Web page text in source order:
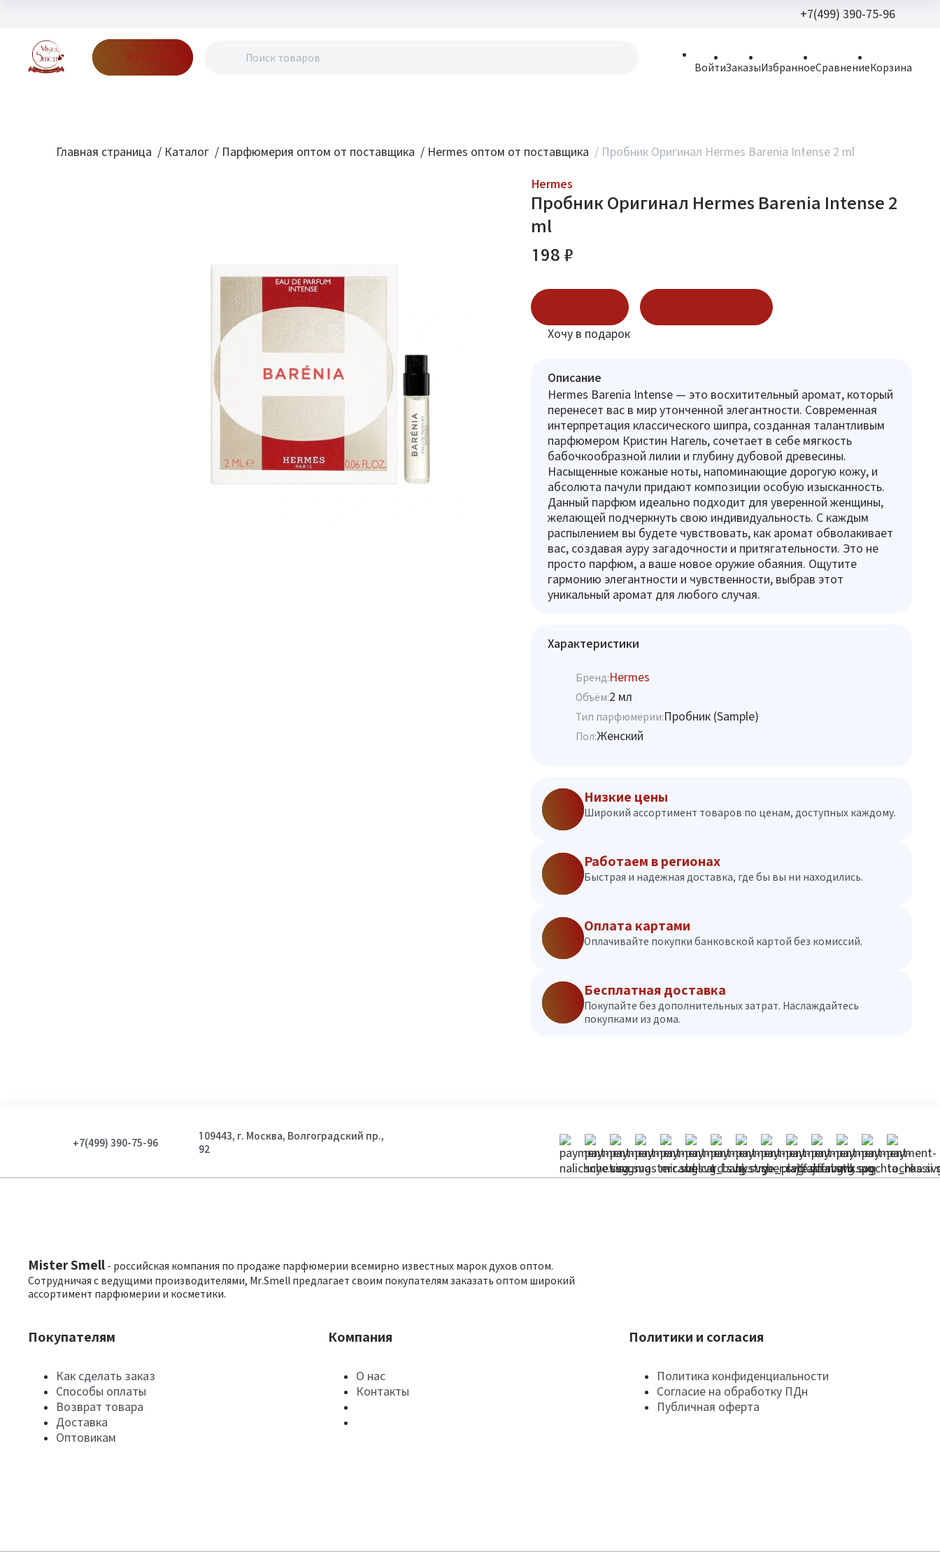
+7(499) 390-75-96
Волгоградский
Каталог
ВойтиЗаказыИзбранноеСравнениеКорзина
Главная страница / Каталог / Парфюмерия оптом от поставщика / Hermes оптом от поставщика / Пробник Оригинал Hermes Barenia Intense 2 ml
Hermes
Пробник Оригинал Hermes Barenia Intense 2
ml
198 ₽
Хочу в подарок
Описание
Hermes Barenia Intense — это восхитительный аромат, который
перенесет вас в мир утонченной элегантности. Современная
интерпретация классического шипра, созданная талантливым
парфюмером Кристин Нагель, сочетает в себе мягкость
бабочкообразной лилии и глубину дубовой древесины.
Насыщенные кожаные ноты, напоминающие дорогую кожу, и
абсолюта пачули придают композиции особую изысканность.
Данный парфюм идеально подходит для уверенной женщины,
желающей подчеркнуть свою индивидуальность. С каждым
распылением вы будете чувствовать, как аромат обволакивает
вас, создавая ауру загадочности и притягательности. Это не
просто парфюм, а ваше новое оружие обаяния. Ощутите
гармонию элегантности и чувственности, выбрав этот
уникальный аромат для любого случая.
Характеристики
Бренд:Hermes
Объём:2 мл
Тип парфюмерии:Пробник (Sample)
Пол:Женский
Низкие цены
Широкий ассортимент товаров по ценам, доступных каждому.
Работаем в регионах
Быстрая и надежная доставка, где бы вы ни находились.
Оплата картами
Оплачивайте покупки банковской картой без комиссий.
Бесплатная доставка
Покупайте без дополнительных затрат. Наслаждайтесь
покупками из дома.
+7(499) 390-75-96
109443, г. Москва, Волгоградский пр.,
92
Mister Smell - российская компания по продаже парфюмерии всемирно известных марок духов оптом.
Сотрудничая с ведущими производителями, Mr.Smell предлагает своим покупателям заказать оптом широкий
ассортимент парфюмерии и косметики.
Покупателям
Как сделать заказ
Способы оплаты
Возврат товара
Доставка
Оптовикам
Компания
О нас
Контакты
Политики и согласия
Политика конфиденциальности
Согласие на обработку ПДн
Публичная оферта